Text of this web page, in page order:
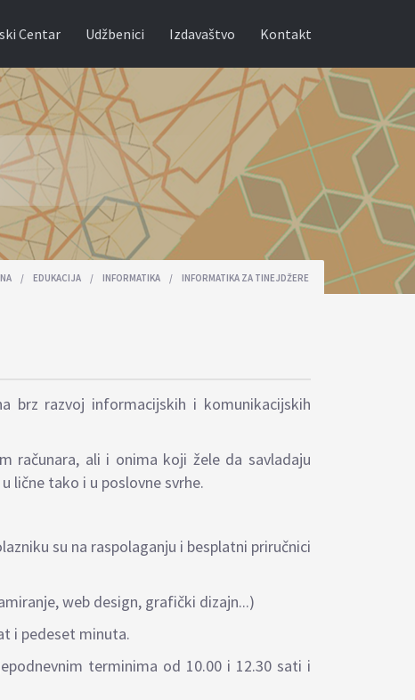
Centar Udžbenici Izdavaštvo Kontakt
/ EDUKACIJA / INFORMATIKA / INFORMATIKA ZA TINEJDŽERE
brz razvoj informacijskih i komunikacijskih
računara, ali i onima koji žele da savladaju
lične tako i u poslovne svrhe.
su na raspolaganju i besplatni priručnici
web design, grafički dizajn...)
i pedeset minuta.
terminima od 10.00 i 12.30 sati i